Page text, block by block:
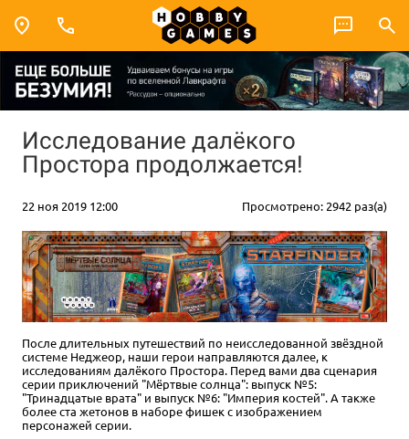
Исследование далёкого
Простора продолжается!
22 ноя 2019 12:00 Просмотрено: 2942 раз(а)
После длительных путешествий по неисследованной звёздной
системе Неджеор, наши герои направляются далее, к
исследованиям далёкого Простора. Перед вами два сценария
серии приключений "Мёртвые солнца": выпуск №5:
"Тринадцатые врата" и выпуск №6: "Империя костей". А также
более ста жетонов в наборе фишек с изображением
персонажей серии.